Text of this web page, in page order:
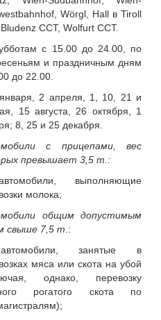
Wörgl, Hall в Tiroll
ССT, Wolfurt CCT.
с 15.00 до 24.00, по
и праздничным дням
до 22.00.
2 апреля, 1, 10, 21 и
15 августа, 26 октября, 1
8, 25 и 25 декабря.
с прицепами, вес
превышает 3,5 т.:
выполняющие
молока;
общим допустимым
свыше 7,5 т .:
занятые в
мяса или скота на убой
однако, перевозку
рогатого скота по